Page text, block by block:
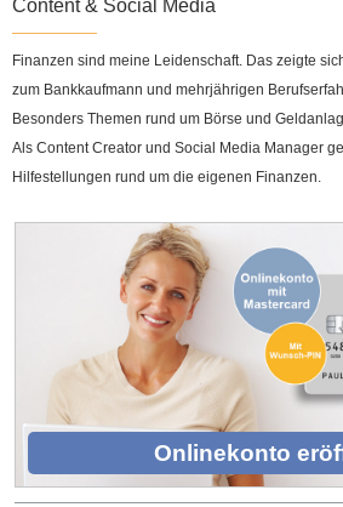
Content & Social Media
Finanzen sind meine Leidenschaft. Das zeigte
zum Bankkaufmann und mehrjährigen
Besonders Themen rund um Börse und
Als Content Creator und Social Media Manager
Hilfestellungen rund um die eigenen Finanzen.
Onlinekonto